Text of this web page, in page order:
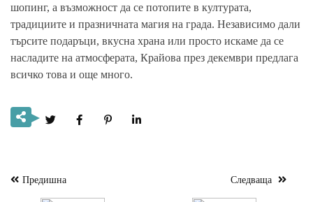
шопинг, а възможност да се потопите в културата,
традициите и празничната магия на града. Независимо дали
търсите подаръци, вкусна храна или просто искаме да се
насладите на атмосферата, Крайова през декември предлага
всичко това и още много.
Навигация
Предишна Следваща